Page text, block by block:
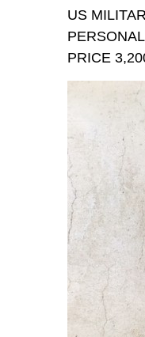
US
PRICE